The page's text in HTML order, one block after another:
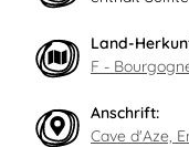
Land-
F -
Anschrift:
Cave d'Aze,